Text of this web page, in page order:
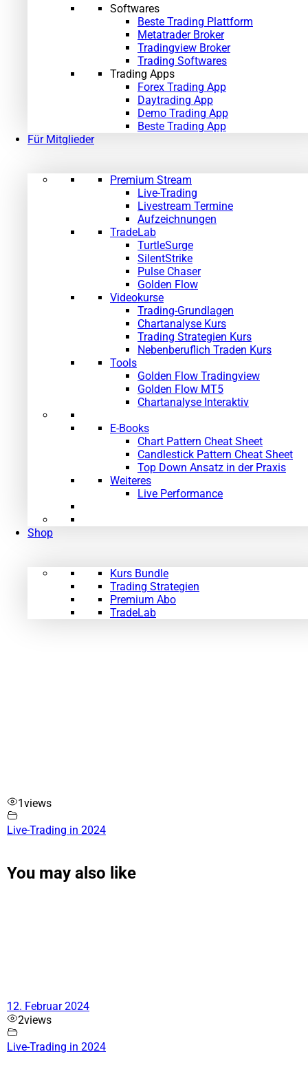
Softwares
Beste Trading Plattform
Metatrader Broker
Tradingview Broker
Trading Softwares
Trading Apps
Forex Trading App
Daytrading App
Demo Trading App
Beste Trading App
Für Mitglieder
Premium Stream
Live-Trading
Livestream Termine
Aufzeichnungen
TradeLab
TurtleSurge
SilentStrike
Pulse Chaser
Golden Flow
Videokurse
Trading-Grundlagen
Chartanalyse Kurs
Trading Strategien Kurs
Nebenberuflich Traden Kurs
Tools
Golden Flow Tradingview
Golden Flow MT5
Chartanalyse Interaktiv
E-Books
Chart Pattern Cheat Sheet
Candlestick Pattern Cheat Sheet
Top Down Ansatz in der Praxis
Weiteres
Live Performance
Shop
Kurs Bundle
Trading Strategien
Premium Abo
TradeLab
1views
Live-Trading in 2024
You may also like
12. Februar 2024
2views
Live-Trading in 2024